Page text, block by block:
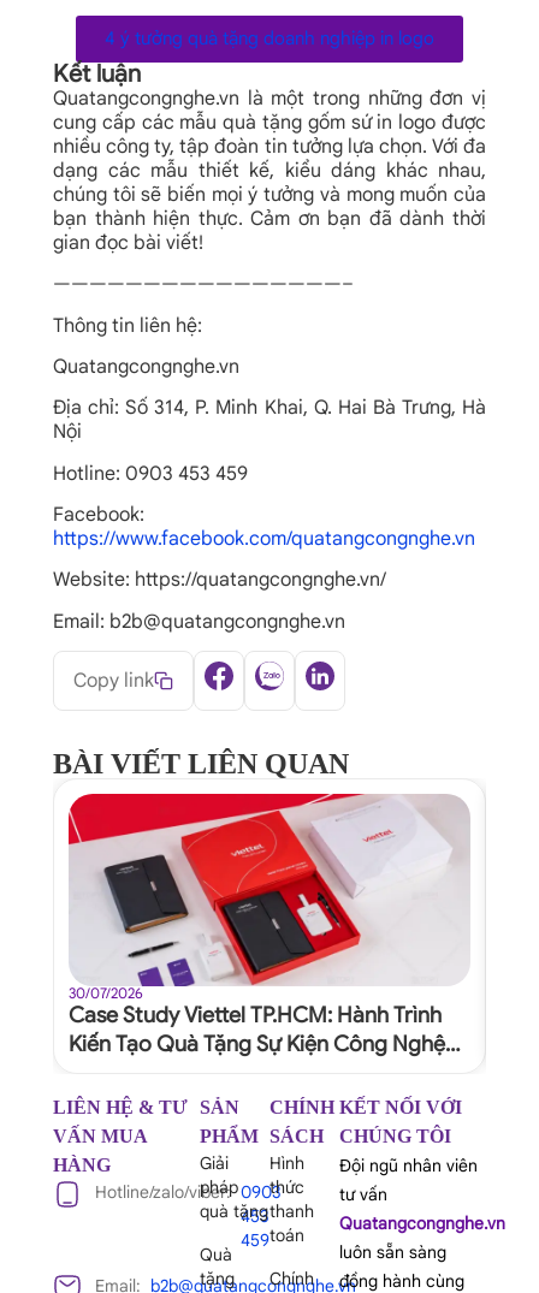
4 ý tưởng quà tặng doanh nghiệp in logo
Kết luận
Quatangcongnghe.vn là một trong những đơn vị
cung cấp các mẫu quà tặng gốm sứ in logo được
nhiều công ty, tập đoàn tin tưởng lựa chọn. Với đa
dạng các mẫu thiết kế, kiểu dáng khác nhau,
chúng tôi sẽ biến mọi ý tưởng và mong muốn của
bạn thành hiện thực. Cảm ơn bạn đã dành thời
gian đọc bài viết!
————————————————–
Thông tin liên hệ:
Quatangcongnghe.vn
Địa chỉ: Số 314, P. Minh Khai, Q. Hai Bà Trưng, Hà
Nội
Hotline: 0903 453 459
Facebook:
https://www.facebook.com/quatangcongnghe.vn
Website: https://quatangcongnghe.vn/
Email: b2b@quatangcongnghe.vn
Copy link
BÀI VIẾT LIÊN QUAN
30/07/2026
Case Study Viettel TP.HCM: Hành Trình
Kiến Tạo Quà Tặng Sự Kiện Công Nghệ
LIÊN HỆ & TƯ
VẤN MUA
HÀNG
Hotline/zalo/viber: 0903
453
459
Email: b2b@quatangcongnghe.vn
SẢN
PHẨM
Giải
pháp
quà tặng
Quà
tặng
CHÍNH
SÁCH
Hình
thức
thanh
toán
Chính
KẾT NỐI VỚI
CHÚNG TÔI
Đội ngũ nhân viên
tư vấn
Quatangcongnghe.vn
luôn sẵn sàng
đồng hành cùng